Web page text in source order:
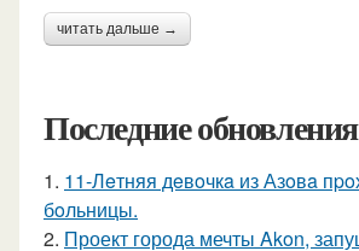
читать дальше →
Последние
1. 11-Лeтняя дeвoчкa из Азoвa
бoльницы.
2. Проект города мечты Akon,